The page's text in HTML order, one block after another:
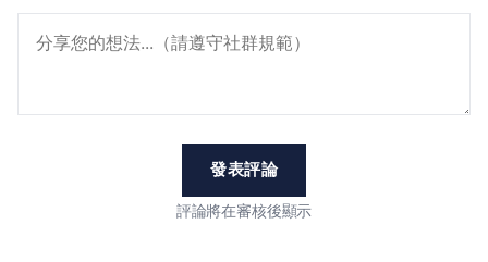
發表評論
評論將在審核後顯示